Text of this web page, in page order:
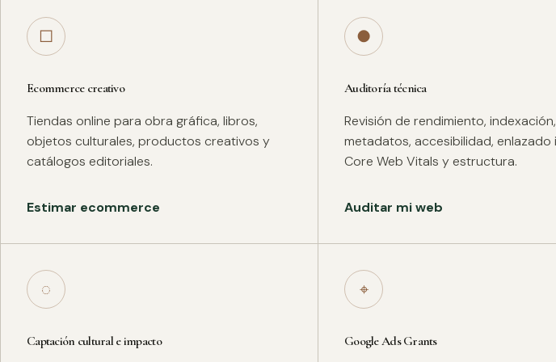
□
Ecommerce creativo
Tiendas online para obra gráfica, libros,
objetos culturales, productos creativos y
catálogos editoriales.
Estimar ecommerce
●
Auditoría técnica
Revisión de rendimiento, indexación,
metadatos, accesibilidad, enlazado
Core Web Vitals y estructura.
Auditar mi web
◌
Captación cultural e impacto
⌖
Google Ads Grants